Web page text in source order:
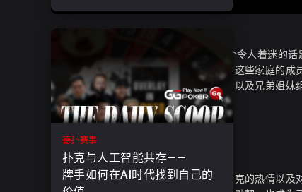
扑克家族谱系 在扑克界，家族传承是一个令人着迷的
培育出了一批又一批的扑克天才。通常，这些家庭的成
在这些扑克家族中，父子组合、母女组合以及兄弟姐妹
这些家庭不仅共享血缘关系，更共享对扑克的热情以
德扑赛事
扑克与人工智能共存——
牌手如何在AI时代找到自己的